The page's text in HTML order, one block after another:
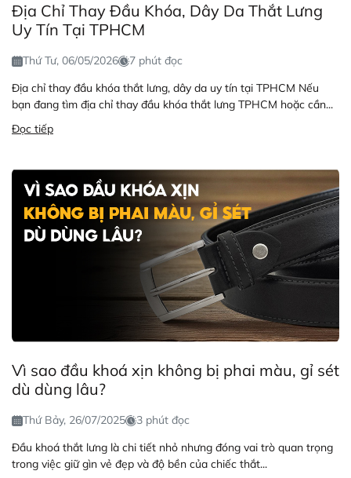
Địa Chỉ Thay Đầu Khóa, Dây Da Thắt Lưng
Uy Tín Tại TPHCM
Thứ Tư, 06/05/2026
7 phút đọc
Địa chỉ thay đầu khóa thắt lưng, dây da uy tín tại TPHCM Nếu
bạn đang tìm địa chỉ thay đầu khóa thắt lưng TPHCM hoặc cần...
Đọc tiếp
Vì sao đầu khoá xịn không bị phai màu, gỉ sét
dù dùng lâu?
Thứ Bảy, 26/07/2025
3 phút đọc
Đầu khoá thắt lưng là chi tiết nhỏ nhưng đóng vai trò quan trọng
trong việc giữ gìn vẻ đẹp và độ bền của chiếc thắt...